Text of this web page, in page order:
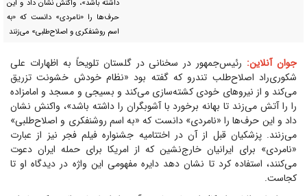
داشته باشد»، واکنش نشان داد و این
حرف‌ها را «نامردی» دانست که «به
اسم روشنفکری و اصلاح‌طلبی» می‌زنند
جوان آنلاین: رئیس‌جمهور در سخنانی در گلستان تلویحاً به اظهارات علی
شکوری‌راد اصلاح‌طلب تندرو که گفته بود «نظام خودش خشونت تزریق
می‌کند و از نیرو‌های خودی کشته‌سازی می‌کند و بسیجی و مسجد و امامزاده
را را آتش می‌زند تا بهانه برخورد با آشوبگران را داشته باشد»، واکنش نشان
داد و این حرف‌ها را «نامردی» دانست که «به اسم روشنفکری و اصلاح‌طلبی»
می‌زنند. پزشکیان قبل از آن در اختتامیه جشنواره فیلم فجر نیز از عبارت
«نامردی» برای ایرانیان خارج‌نشین که از امریکا برای حمله ایران دعوت
می‌کنند، استفاده کرد تا نشان دهد دایره مفهومی این واژه در دیدگاه او تا
کجاست.